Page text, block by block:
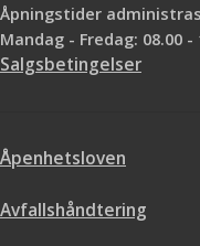
Åpningstider
Mandag - Fredag: 08.00 -
Salgsbetingelser
Åpenhetsloven
Avfallshåndtering